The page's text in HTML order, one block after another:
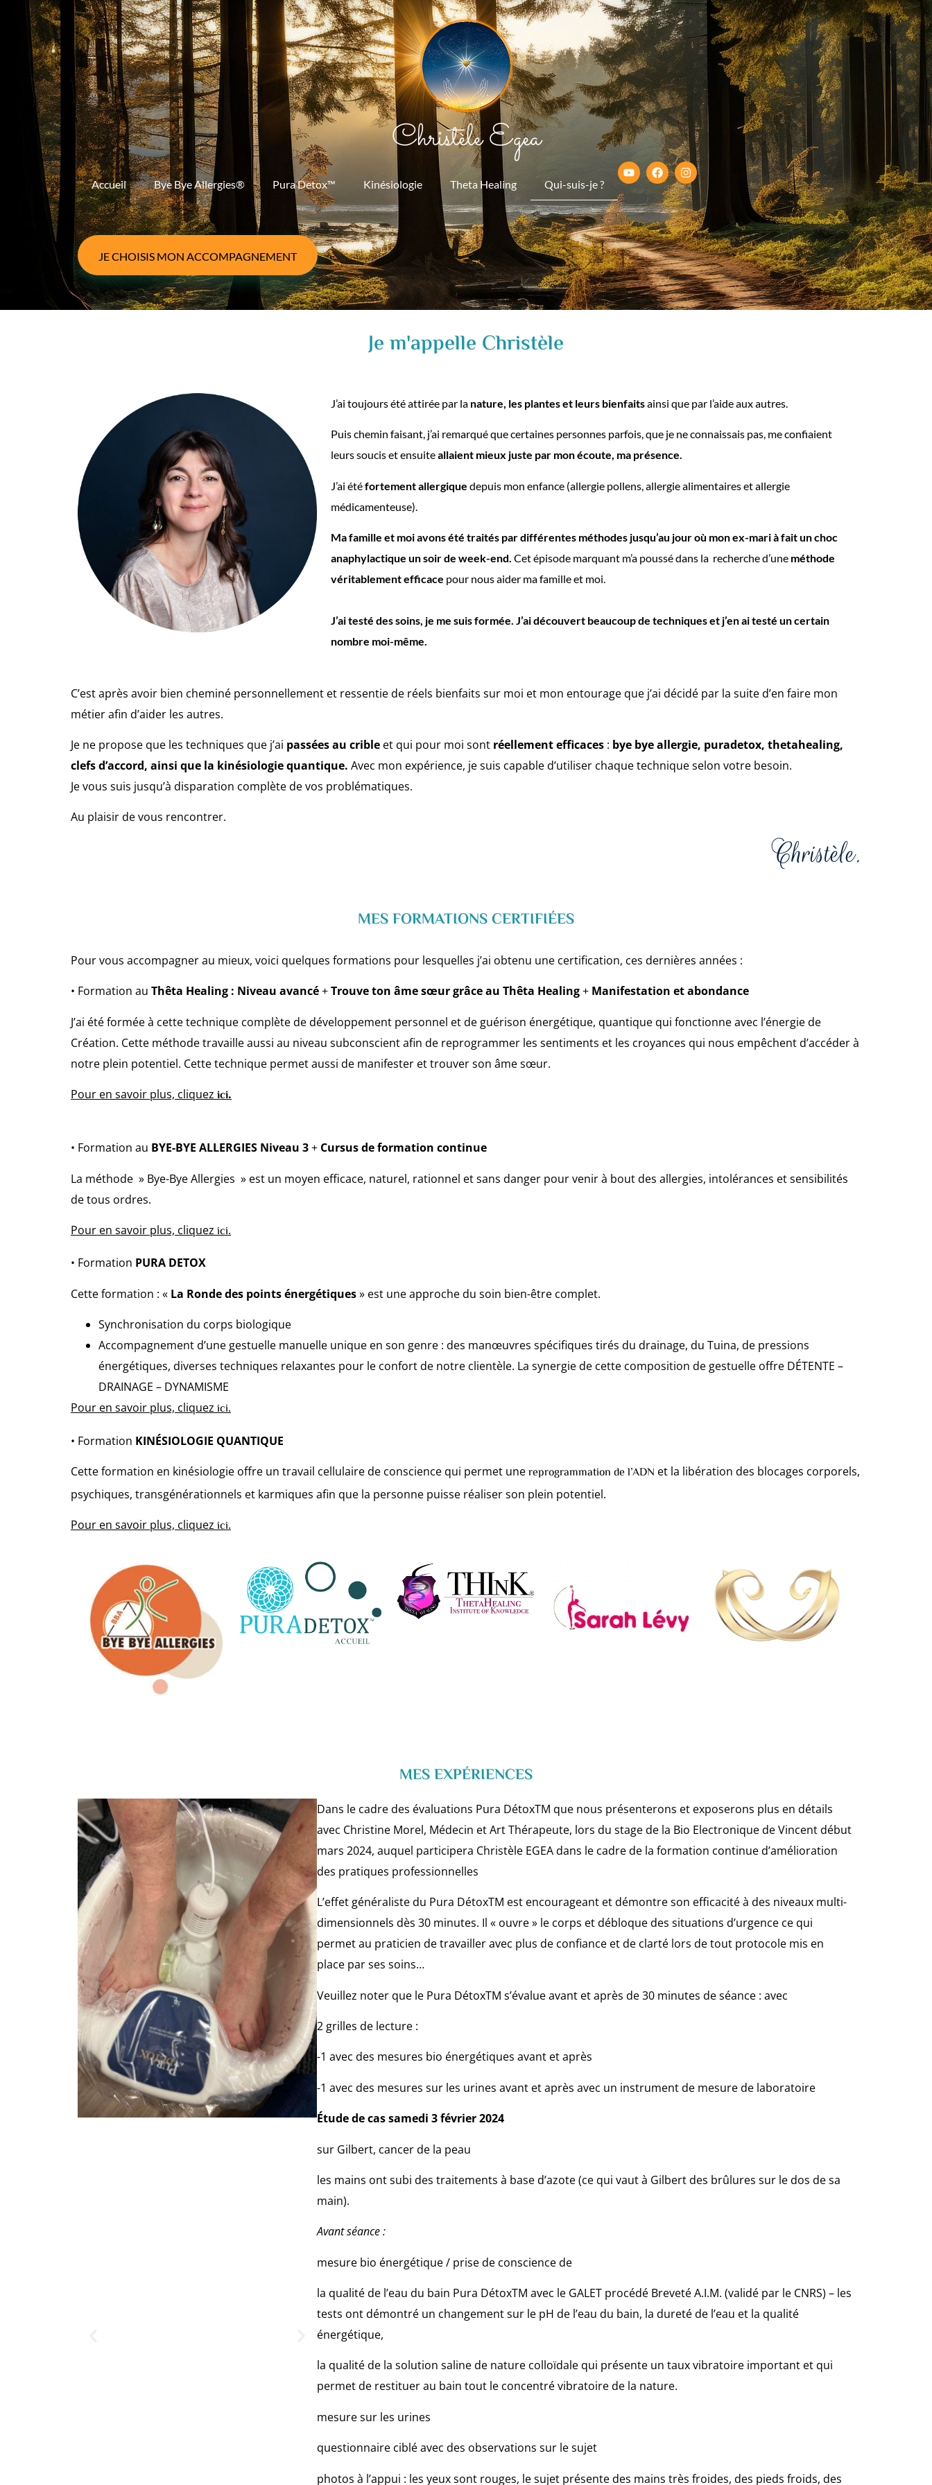
Christèle Egea
Accueil Bye Bye Allergies® Pura Detox™ Kinésiologie Theta Healing Qui-suis-je ?
JE CHOISIS MON ACCOMPAGNEMENT
Je m'appelle Christèle
J’ai toujours été attirée par la nature, les plantes et leurs bienfaitsainsi que par l’aide aux autres.
Puis chemin faisant, j’ai remarqué que certaines personnes parfois, que je ne connaissais pas, me confiaient
leurs soucis et ensuiteallaient mieux juste par mon écoute, ma présence.
J’ai étéfortement allergique depuis mon enfance (allergie pollens, allergie alimentaires et allergie
médicamenteuse).
Ma famille et moi avons été traités par différentes méthodes jusqu’au jour où mon ex-mari à fait un choc
anaphylactique un soir de week-end. Cet épisode marquant m’a poussé dans la recherche d’une méthode
véritablement efficace pour nous aider ma famille et moi.
J’ai testé des soins, je me suis formée. J’ai découvert beaucoup de techniques et j’en ai testé un certain
nombre moi-même.
C’est après avoir bien cheminé personnellement et ressentie de réels bienfaits sur moi et mon entourage que j’ai décidé par la suite d’en faire mon
métier afin d’aider les autres.
Je ne propose que les techniques que j’ai passées au crible et qui pour moi sont réellement efficaces : bye bye allergie, puradetox, thetahealing,
clefs d’accord, ainsi que la kinésiologie quantique. Avec mon expérience, je suis capable d’utiliser chaque technique selon votre besoin.
Je vous suis jusqu’à disparation complète de vos problématiques.
Au plaisir de vous rencontrer.
Christèle.
MES FORMATIONS CERTIFIÉES
Pour vous accompagner au mieux, voici quelques formations pour lesquelles j’ai obtenu une certification, ces dernières années :
• Formation au Thêta Healing : Niveau avancé+Trouve ton âme sœur grâce au Thêta Healing+ Manifestation et abondance
J’ai été formée à cette technique complète de développement personnel et de guérison énergétique, quantique qui fonctionne avec l’énergie de
Création. Cette méthode travaille aussi au niveau subconscient afin de reprogrammer les sentiments et les croyances qui nous empêchent d’accéder à
notre plein potentiel. Cette technique permet aussi de manifester et trouver son âme sœur.
Pour en savoir plus, cliquez ici.
• Formation au BYE-BYE ALLERGIES Niveau 3+ Cursus de formation continue
La méthode » Bye-Bye Allergies » est un moyen efficace, naturel, rationnel et sans danger pour venir à bout des allergies, intolérances et sensibilités
de tous ordres.
Pour en savoir plus, cliquez ici.
• Formation PURA DETOX
Cette formation : « La Ronde des points énergétiques» est une approche du soin bien-être complet.
Synchronisation du corps biologique
Accompagnement d’une gestuelle manuelle unique en son genre : des manœuvres spécifiques tirés du drainage, du Tuina, de pressions
énergétiques, diverses techniques relaxantes pour le confort de notre clientèle. La synergie de cette composition de gestuelle offre DÉTENTE –
DRAINAGE – DYNAMISME
Pour en savoir plus, cliquez ici.
• Formation KINÉSIOLOGIE QUANTIQUE
Cette formation en kinésiologie offre un travail cellulaire de conscience qui permet unereprogrammation de l’ADN et la libération des blocages corporels,
psychiques, transgénérationnels et karmiques afin que la personne puisse réaliser son plein potentiel.
Pour en savoir plus, cliquez ici.
MES EXPÉRIENCES
Dans le cadre des évaluations Pura DétoxTM que nous présenterons et exposerons plus en détails
avec Christine Morel, Médecin et Art Thérapeute, lors du stage de la Bio Electronique de Vincent début
mars 2024, auquel participera Christèle EGEA dans le cadre de la formation continue d’amélioration
des pratiques professionnelles
L’effet généraliste du Pura DétoxTM est encourageant et démontre son efficacité à des niveaux multi-
dimensionnels dès 30 minutes. Il « ouvre » le corps et débloque des situations d’urgence ce qui
permet au praticien de travailler avec plus de confiance et de clarté lors de tout protocole mis en
place par ses soins…
Veuillez noter que le Pura DétoxTM s’évalue avant et après de 30 minutes de séance : avec
2 grilles de lecture :
-1 avec des mesures bio énergétiques avant et après
-1 avec des mesures sur les urines avant et après avec un instrument de mesure de laboratoire
Étude de cas samedi 3 février 2024
sur Gilbert, cancer de la peau
les mains ont subi des traitements à base d’azote (ce qui vaut à Gilbert des brûlures sur le dos de sa
main).
Avant séance :
mesure bio énergétique / prise de conscience de
la qualité de l’eau du bain Pura DétoxTM avec le GALET procédé Breveté A.I.M. (validé par le CNRS) – les
tests ont démontré un changement sur le pH de l’eau du bain, la dureté de l’eau et la qualité
énergétique,
la qualité de la solution saline de nature colloïdale qui présente un taux vibratoire important et qui
permet de restituer au bain tout le concentré vibratoire de la nature.
mesure sur les urines
questionnaire ciblé avec des observations sur le sujet
photos à l’appui : les yeux sont rouges, le sujet présente des mains très froides, des pieds froids, des